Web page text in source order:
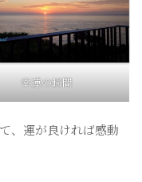
幸運の瞬間
、運が良ければ感動